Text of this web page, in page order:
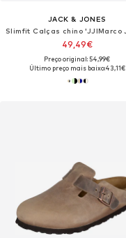
JACK & JONES
49,49€
Preço original: 54,99€
Último preço mais baixo:43,11€